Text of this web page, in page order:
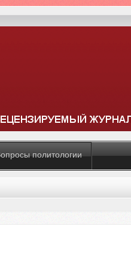
политологии